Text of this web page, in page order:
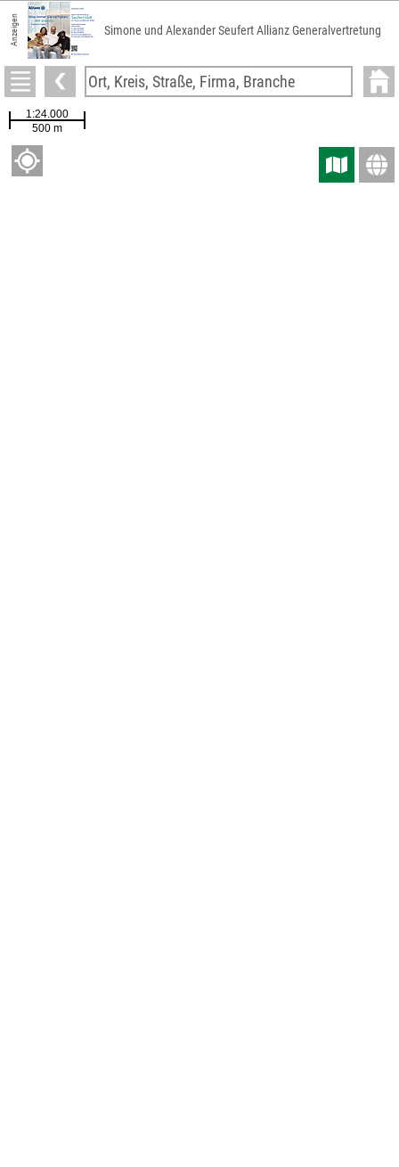
Anzeigen Simone und Alexander Seufert Allianz Generalvertretung